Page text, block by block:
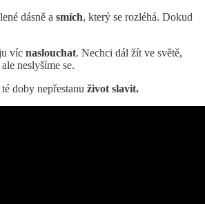
dásně a smích, který se rozléhá. Dokud
víc naslouchat. Nechci dál žít ve světě,
neslyšíme se.
doby nepřestanu život slavit.